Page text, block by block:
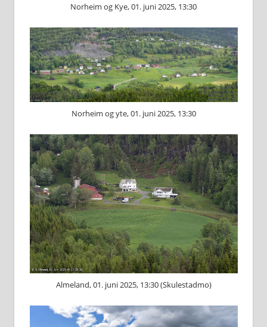
Norheim og Kye, 01. juni 2025, 13:30
Norheim og yte, 01. juni 2025, 13:30
Almeland, 01. juni 2025, 13:30 (Skulestadmo)